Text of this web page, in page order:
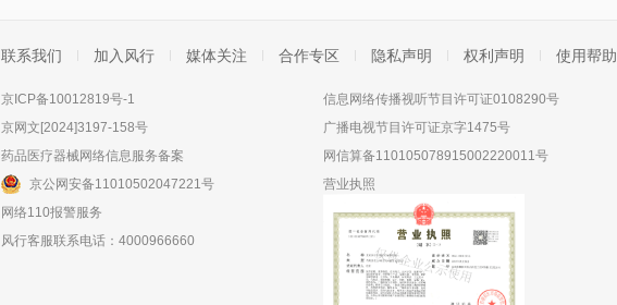
联系我们 加入风行 媒体关注 合作专区 隐私声明 权利声明 使用帮助
京ICP备10012819号-1
京网文[2024]3197-158号
药品医疗器械网络信息服务备案
京公网安备11010502047221号
网络110报警服务
风行客服联系电话：4000966660
信息网络传播视听节目许可证0108290号
广播电视节目许可证京字1475号
网信算备110105078915002220011号
营业执照